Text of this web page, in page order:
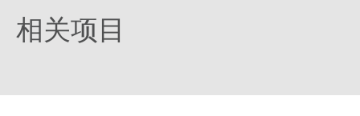
相关项目